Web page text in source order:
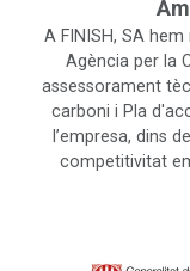
A FINISH, SA hem
Agència per la
assessorament
carboni i Pla
l’empresa, dins
competitivitat